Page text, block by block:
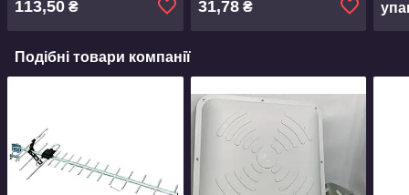
113,50 ₴ 31,78₴
Подібні товари компанії